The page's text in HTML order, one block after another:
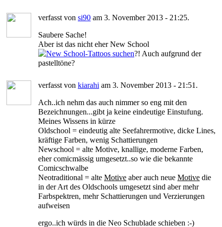
verfasst von si90 am 3. November 2013 - 21:25.
Saubere Sache!
Aber ist das nicht eher New School
?! Auch aufgrund der
pastelltöne?
verfasst von kiarahi am 3. November 2013 - 21:51.
Ach..ich nehm das auch nimmer so eng mit den
Bezeichnungen...gibt ja keine eindeutige Einstufung.
Meines Wissens in kürze
Oldschool = eindeutig alte Seefahrermotive, dicke Lines,
kräftige Farben, wenig Schattierungen
Newschool = alte Motive, knallige, moderne Farben,
eher comicmässig umgesetzt..so wie die bekannte
Comicschwalbe
Neotraditional = alte Motive aber auch neue Motive die
in der Art des Oldschools umgesetzt sind aber mehr
Farbspektren, mehr Schattierungen und Verzierungen
aufweisen
ergo..ich würds in die Neo Schublade schieben :-)